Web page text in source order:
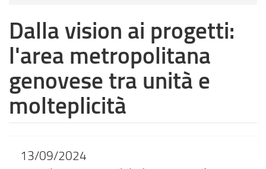
Dalla vision ai progetti:
l'area metropolitana
genovese tra unità e
molteplicità
13/09/2024